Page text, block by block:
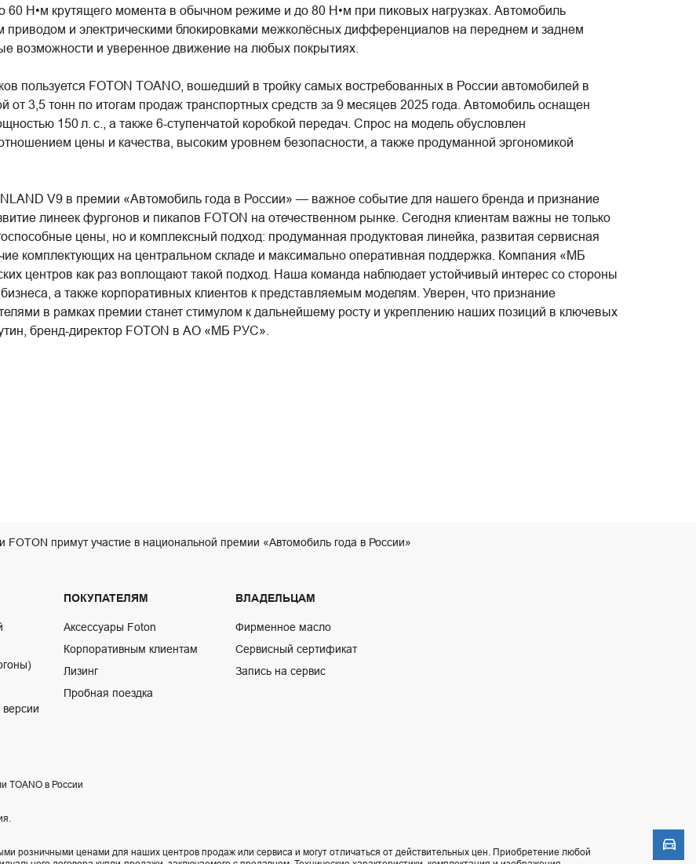
60 Н•м крутящего момента в обычном режиме и до 80 Н•м при пиковых нагрузках. Автомобиль
и электрическими блокировками межколёсных дифференциалов на переднем и заднем
возможности и уверенное движение на любых покрытиях.
пользуется FOTON TOANO, вошедший в тройку самых востребованных в России автомобилей в
от 3,5 тонн по итогам продаж транспортных средств за 9 месяцев 2025 года. Автомобиль оснащен
150 л. с., а также 6-ступенчатой коробкой передач. Спрос на модель обусловлен
цены и качества, высоким уровнем безопасности, а также продуманной эргономикой
V9 в премии «Автомобиль года в России» — важное событие для нашего бренда и признание
линеек фургонов и пикапов FOTON на отечественном рынке. Сегодня клиентам важны не только
цены, но и комплексный подход: продуманная продуктовая линейка, развитая сервисная
комплектующих на центральном складе и максимально оперативная поддержка. Компания «МБ
центров как раз воплощают такой подход. Наша команда наблюдает устойчивый интерес со стороны
а также корпоративных клиентов к представляемым моделям. Уверен, что признание
в рамках премии станет стимулом к дальнейшему росту и укреплению наших позиций в ключевых
бренд-директор FOTON в АО «МБ РУС».
FOTON примут участие в национальной премии «Автомобиль года в России»
ПОКУПАТЕЛЯМ
Аксессуары Foton
Корпоративным клиентам
Лизинг
Пробная поездка
ВЛАДЕЛЬЦАМ
Фирменное масло
Сервисный сертификат
Запись на сервис
TOANO в России
розничными ценами для наших центров продаж или сервиса и могут отличаться от действительных цен. Приобретение любой